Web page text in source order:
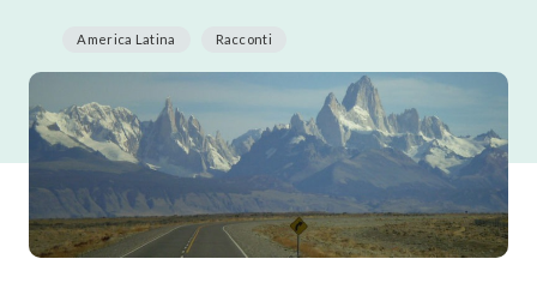
America Latina Racconti